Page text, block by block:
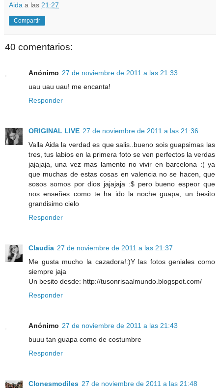
Aida a las 21:27
Compartir
40 comentarios:
Anónimo 27 de noviembre de 2011 a las 21:33
uau uau uau! me encanta!
Responder
ORIGINAL LIVE 27 de noviembre de 2011 a las 21:36
Valla Aida la verdad es que salis..bueno sois guapsimas las
tres, tus labios en la primera foto se ven perfectos la verdas
jajajaja, una vez mas lamento no vivir en barcelona :( ya
que muchas de estas cosas en valencia no se hacen, que
sosos somos por dios jajajaja :$ pero bueno espeor que
nos enseñes como te ha ido la noche guapa, un besito
grandisimo cielo
Responder
Claudia 27 de noviembre de 2011 a las 21:37
Me gusta mucho la cazadora!:)Y las fotos geniales como
siempre jaja
Un besito desde: http://tusonrisaalmundo.blogspot.com/
Responder
Anónimo 27 de noviembre de 2011 a las 21:43
buuu tan guapa como de costumbre
Responder
Clonesmodiles 27 de noviembre de 2011 a las 21:48